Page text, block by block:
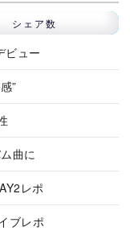
シェア数
ビュー
”
曲に
レポ
ブレポ